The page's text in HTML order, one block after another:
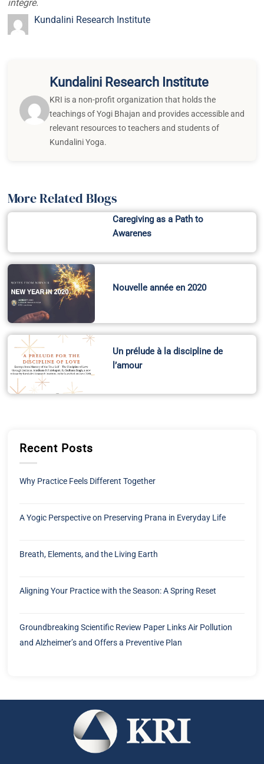
intégré.
Kundalini Research Institute
Kundalini Research Institute
KRI is a non-profit organization that holds the
teachings of Yogi Bhajan and provides accessible and
relevant resources to teachers and students of
Kundalini Yoga.
More Related Blogs
Caregiving as a Path to
Awarenes
Nouvelle année en 2020
Un prélude à la discipline de
l’amour
Recent Posts
Why Practice Feels Different Together
A Yogic Perspective on Preserving Prana in Everyday Life
Breath, Elements, and the Living Earth
Aligning Your Practice with the Season: A Spring Reset
Groundbreaking Scientific Review Paper Links Air Pollution
and Alzheimer’s and Offers a Preventive Plan